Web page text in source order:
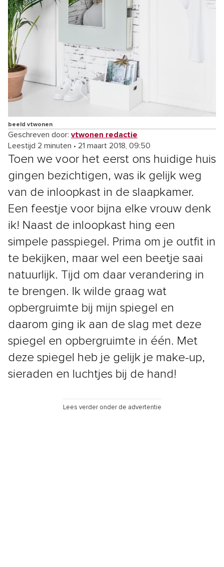
beeld vtwonen
Geschreven door: vtwonen redactie
Leestijd 2 minuten • 21 maart 2018, 09:50
Toen we voor het eerst ons huidige huis
gingen bezichtigen, was ik gelijk weg
van de inloopkast in de slaapkamer.
Een feestje voor bijna elke vrouw denk
ik! Naast de inloopkast hing een
simpele passpiegel. Prima om je outfit in
te bekijken, maar wel een beetje saai
natuurlijk. Tijd om daar verandering in
te brengen. Ik wilde graag wat
opbergruimte bij mijn spiegel en
daarom ging ik aan de slag met deze
spiegel en opbergruimte in één. Met
deze spiegel heb je gelijk je make-up,
sieraden en luchtjes bij de hand!
Lees verder onder de advertentie